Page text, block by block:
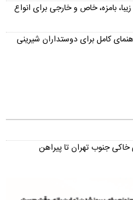
طوطی | بیش از ۳۰۰ اسم زیبا، بامزه، خاص و خارجی برای انواع
کامل برای دوستداران شیرینی
خاکی جنوب تهران تا پیراهن